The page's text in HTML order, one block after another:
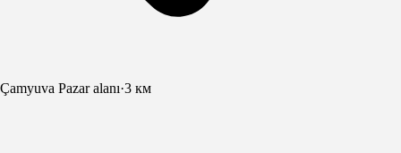
Çamyuva Pazar alanı·3 км